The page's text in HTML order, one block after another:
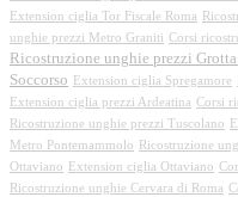
Extension ciglia Tor Fiscale Roma
unghie prezzi Metro Graniti Corsi
Ricostruzione unghie prezzi Grotta
Soccorso
Extension ciglia Spregamore
Extension ciglia prezzi Ardeatina Corsi
Ricostruzione unghie prezzi Tuscolano
Metro Pontemammolo
Ricostruzione
Ottaviano
Extension ciglia Ottaviano
Ricostruzione unghie Cervara di Roma